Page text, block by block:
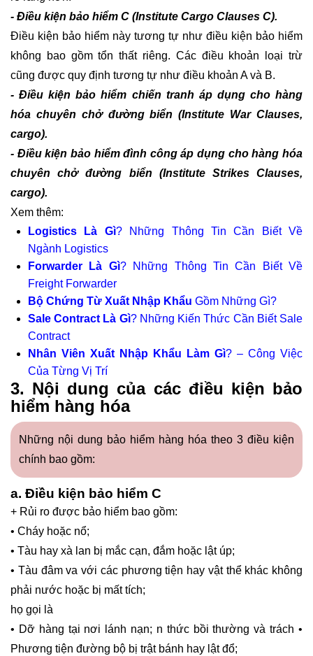
- Điều kiện bảo hiểm C (Institute Cargo Clauses C).
Điều kiện bảo hiểm này tương tự như điều kiện bảo hiểm
không bao gồm tổn thất riêng. Các điều khoản loại trừ
cũng được quy định tương tự như điều khoản A và B.
- Điều kiện bảo hiểm chiến tranh áp dụng cho hàng
hóa chuyên chở đường biển (Institute War Clauses,
cargo).
- Điều kiện bảo hiểm đình công áp dụng cho hàng hóa
chuyên chở đường biển (Institute Strikes Clauses,
cargo).
Xem thêm:
Logistics Là Gì? Những Thông Tin Cần Biết Về
Ngành Logistics
Forwarder Là Gì? Những Thông Tin Cần Biết Về
Freight Forwarder
Bộ Chứng Từ Xuất Nhập Khẩu Gồm Những Gì?
Sale Contract Là Gì? Những Kiến Thức Cần Biết Sale
Contract
Nhân Viên Xuất Nhập Khẩu Làm Gì? – Công Việc
Của Từng Vị Trí
3. Nội dung của các điều kiện bảo
hiểm hàng hóa
Những nội dung bảo hiểm hàng hóa theo 3 điều kiện
chính bao gồm:
a. Điều kiện bảo hiểm C
+ Rủi ro được bảo hiểm bao gồm:
• Cháy hoặc nổ;
• Tàu hay xà lan bị mắc cạn, đắm hoặc lật úp;
• Tàu đâm va với các phương tiện hay vật thể khác không
phải nước hoặc bị mất tích;
họ gọi là
• Dỡ hàng tại nơi lánh nạn; n thức bồi thường và trách •
Phương tiện đường bộ bị trật bánh hay lật đổ;